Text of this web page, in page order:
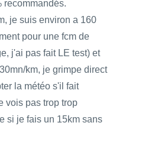
recommandés.
je suis environ a 160
pour une fcm de
j'ai pas fait LE test) et
km, je grimpe direct
la météo s'il fait
vois pas trop trop
si je fais un 15km sans